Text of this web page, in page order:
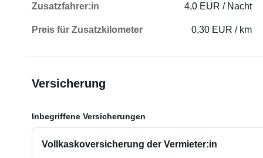
Zusatzfahrer:in 4,0 EUR / Nacht
Preis für Zusatzkilometer 0,30 EUR / km
Versicherung
Inbegriffene Versicherungen
Vollkaskoversicherung der Vermieter:in